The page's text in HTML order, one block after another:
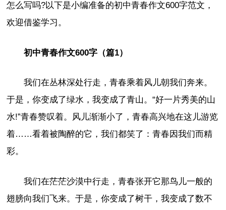
怎么写吗?以下是小编准备的初中青春作文600字范文，
欢迎借鉴学习。
初中青春作文600字（篇1）
我们在丛林深处行走，青春乘着风儿朝我们奔来。
于是，你变成了绿水，我变成了青山。“好一片秀美的山
水!”青春赞叹着。风儿渐渐小了，青春高兴地在这儿游览
着……看着被陶醉的它，我们都笑了：青春因我们而精
彩。
我们在茫茫沙漠中行走，青春张开它那鸟儿一般的
翅膀向我们飞来。于是，你变成了树干，我变成了数不